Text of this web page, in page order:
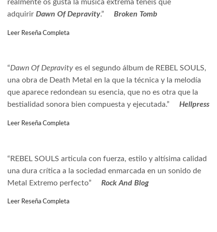
realmente os gusta la música extrema tenéis que
adquirir Dawn Of Depravity.” Broken Tomb
Leer Reseña Completa
“Dawn Of Depravity es el segundo álbum de REBEL SOULS,
una obra de Death Metal en la que la técnica y la melodía
que aparece redondean su esencia, que no es otra que la
bestialidad sonora bien compuesta y ejecutada.”
Hellpress
Leer Reseña Completa
“REBEL SOULS articula con fuerza, estilo y altísima calidad
una dura crítica a la sociedad enmarcada en un sonido de
Metal Extremo perfecto”
Rock And Blog
Leer Reseña Completa